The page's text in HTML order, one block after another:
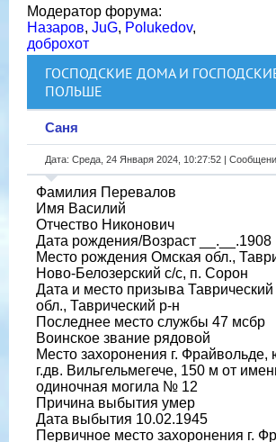
Модератор форума:
Назаров, JuG, Polukedov,
доброхот
ГОСПОДСКИЕ ДОМА И
ПОЛЬШЕ
Саня
Дата: Среда, 24 Января 2024, 10:27:52 |
Фамилия Перевалов
Имя Василий
Отчество Никонович
Дата рождения/Возраст __.__.1908
Место рождения Омская обл.,
Ново-Белозерский с/с, п. Сорон
Дата и место призыва
обл., Таврический р-н
Последнее место службы 47 мсбр
Воинское звание рядовой
Место захоронения г. Фрайвольде,
г.дв. Вильгельмегече, 150 м от
одиночная могила № 12
Причина выбытия умер
Дата выбытия 10.02.1945
Первичное место захоронения г.